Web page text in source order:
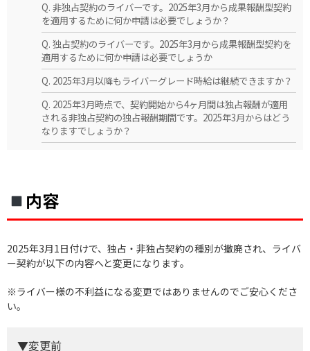
Q. 非独占契約のライバーです。2025年3月から成果報酬型契約
を適用するために何か申請は必要でしょうか？
Q. 独占契約のライバーです。2025年3月から成果報酬型契約を
適用するために何か申請は必要でしょうか
Q. 2025年3月以降もライバーグレード時給は継続できますか？
Q. 2025年3月時点で、契約開始から4ヶ月間は独占報酬が適用
される非独占契約の独占報酬期間です。2025年3月からはどう
なりますでしょうか？
内容
2025年3月1日付けで、独占・非独占契約の種別が撤廃され、ライバ
ー契約が以下の内容へと変更になります。
※ライバー様の不利益になる変更ではありませんのでご安心くださ
い。
▼変更前